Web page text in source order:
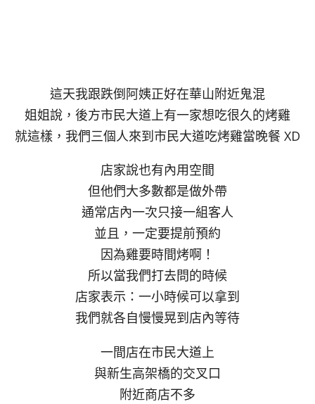
這天我跟跌倒阿姨正好在華山附近鬼混
姐姐說，後方市民大道上有一家想吃很久的烤雞
就這樣，我們三個人來到市民大道吃烤雞當晚餐 XD
店家說也有內用空間
但他們大多數都是做外帶
通常店內一次只接一組客人
並且，一定要提前預約
因為雞要時間烤啊！
所以當我們打去問的時候
店家表示：一小時候可以拿到
我們就各自慢慢晃到店內等待
一間店在市民大道上
與新生高架橋的交叉口
附近商店不多